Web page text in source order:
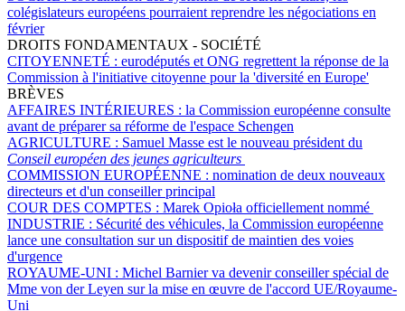
colégislateurs européens pourraient reprendre les négociations en
février
DROITS FONDAMENTAUX - SOCIÉTÉ
CITOYENNETÉ : eurodéputés et ONG regrettent la réponse de la
Commission à l'initiative citoyenne pour la 'diversité en Europe'
BRÈVES
AFFAIRES INTÉRIEURES : la Commission européenne consulte
avant de préparer sa réforme de l'espace Schengen
AGRICULTURE : Samuel Masse est le nouveau président du
Conseil européen des jeunes agriculteurs
COMMISSION EUROPÉENNE : nomination de deux nouveaux
directeurs et d'un conseiller principal
COUR DES COMPTES : Marek Opioła officiellement nommé
INDUSTRIE : Sécurité des véhicules, la Commission européenne
lance une consultation sur un dispositif de maintien des voies
d'urgence
ROYAUME-UNI : Michel Barnier va devenir conseiller spécial de
Mme von der Leyen sur la mise en œuvre de l'accord UE/Royaume-
Uni